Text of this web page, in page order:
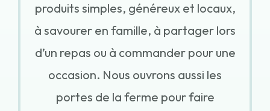
produits simples, généreux et locaux,
à savourer en famille, à partager lors
d’un repas ou à commander pour une
occasion. Nous ouvrons aussi les
portes de la ferme pour faire